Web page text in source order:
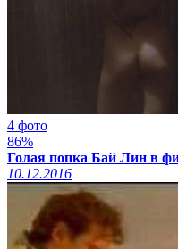
4 фото
86%
Голая попка Бай Лин в
10.12.2016